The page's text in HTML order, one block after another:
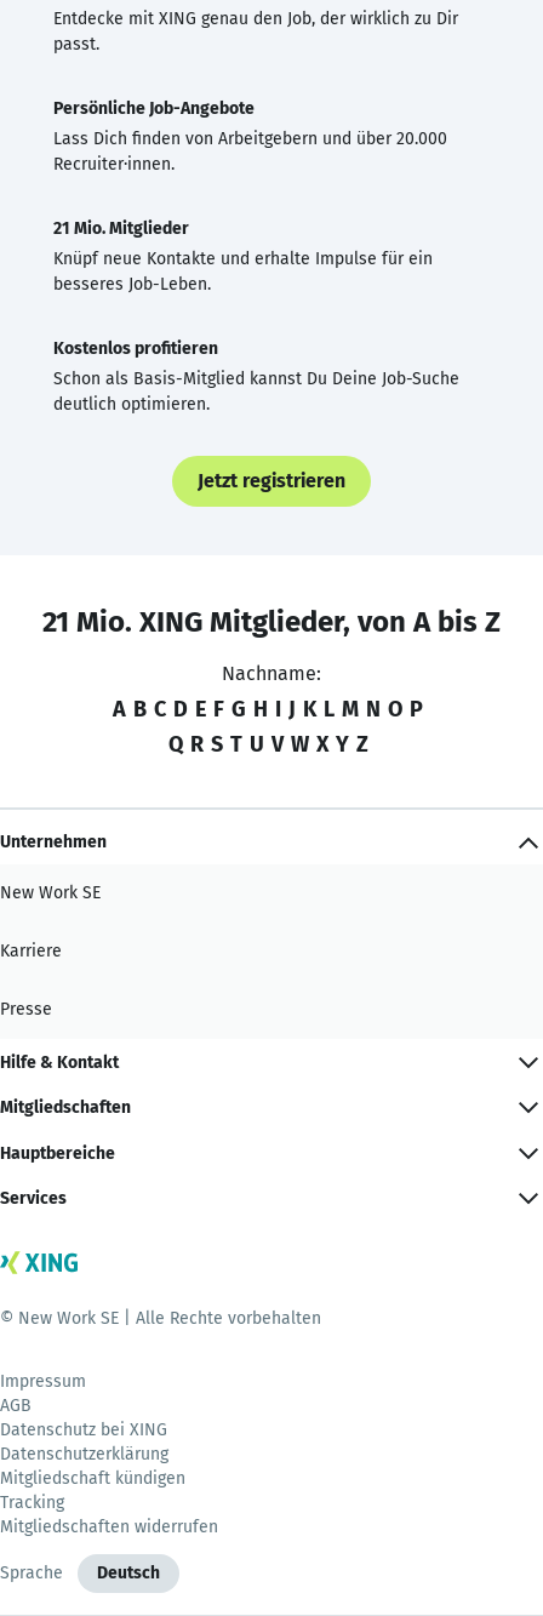
Entdecke mit XING genau den Job, der wirklich zu Dir
passt.
Persönliche Job-Angebote
Lass Dich finden von Arbeitgebern und über 20.000
Recruiter·innen.
21 Mio. Mitglieder
Knüpf neue Kontakte und erhalte Impulse für ein
besseres Job-Leben.
Kostenlos profitieren
Schon als Basis-Mitglied kannst Du Deine Job-Suche
deutlich optimieren.
Jetzt registrieren
21 Mio. XING Mitglieder, von A bis Z
Nachname:
A B C D E F G H I J K L M N O P
Q R S T U V W X Y Z
Unternehmen
New Work SE
Karriere
Presse
Hilfe & Kontakt
Mitgliedschaften
Hauptbereiche
Services
© New Work SE | Alle Rechte vorbehalten
Impressum
AGB
Datenschutz bei XING
Datenschutzerklärung
Mitgliedschaft kündigen
Tracking
Mitgliedschaften widerrufen
Sprache Deutsch